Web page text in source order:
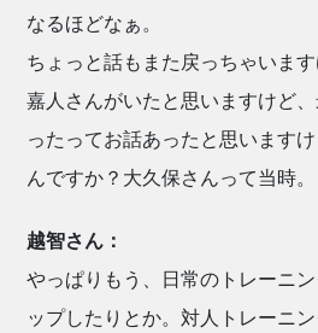
なるほどなぁ。
ちょっと話もまた戻っちゃいま
嘉人さんがいたと思いますけど
ったってお話あったと思います
んですか？大久保さんって当時。
越智さん：
やっぱりもう、日常のトレーニ
ップしたりとか。対人トレーニ